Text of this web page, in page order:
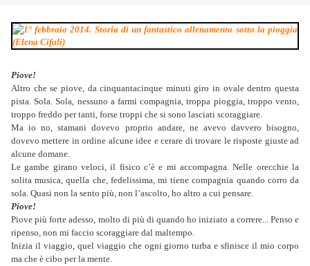
Piove!
Altro che se piove, da cinquantacinque minuti giro in ovale dentro questa
pista. Sola. Sola, nessuno a farmi compagnia, troppa pioggia, troppo vento,
troppo freddo per tanti, forse troppi che si sono lasciati scoraggiare.
Ma io no, stamani dovevo proprio andare, ne avevo davvero bisogno,
dovevo mettere in ordine alcune idee e cerare di trovare le risposte giuste ad
alcune domane.
Le gambe girano veloci, il fisico c’è e mi accompagna. Nelle orecchie la
solita musica, quella che, fedelissima, mi tiene compagnia quando corro da
sola. Quasi non la sento più, non l’ascolto, ho altro a cui pensare.
Piove!
Piove più forte adesso, molto di più di quando ho iniziato a correre... Penso e
ripenso, non mi faccio scoraggiare dal maltempo.
Inizia il viaggio, quel viaggio che ogni giorno turba e sfinisce il mio corpo
ma che è cibo per la mente.